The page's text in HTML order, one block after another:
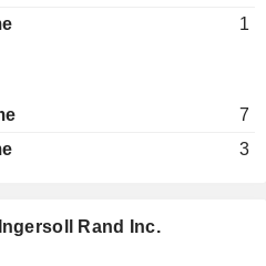
Rand Inc.
1
7
3